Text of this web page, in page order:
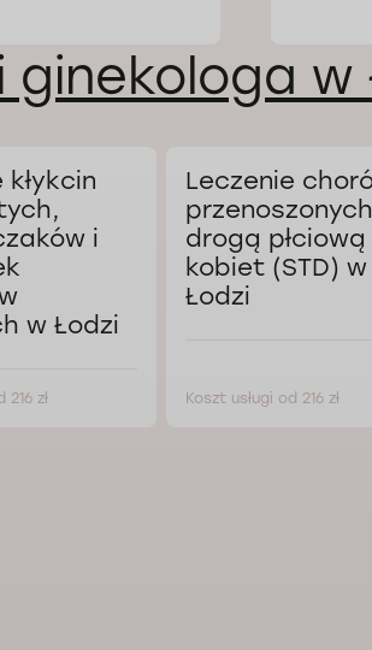
ginekologa w
kłykcin
i
w Łodzi
216 zł
Leczenie
przenoszonych
drogą płciową
kobiet (STD) w
Łodzi
Koszt usługi od 216 zł